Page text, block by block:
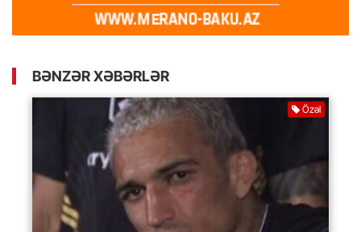
BƏNZƏR XƏBƏRLƏR
Özəl